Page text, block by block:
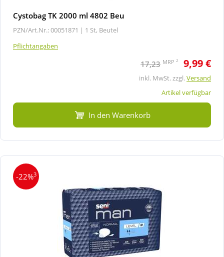
Cystobag TK 2000 ml 4802 Beu
PZN/Art.Nr.: 00051871 | 1 St, Beutel
Pflichtangaben
17,23 MRP 2 9,99 €
inkl. MwSt. zzgl.Versand
Artikel verfügbar
In den Warenkorb
-22%3